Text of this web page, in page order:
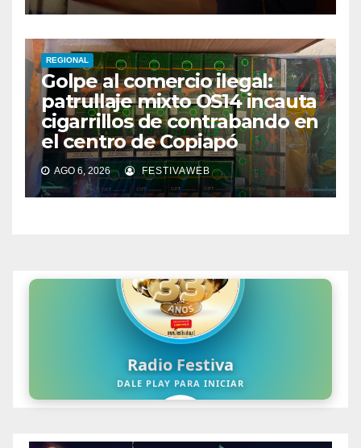
REGIONAL
Golpe al comercio ilegal:
patrullaje mixto OS14 incauta
cigarrillos de contrabando en
el centro de Copiapó
AGO 6, 2026 FESTIVAWEB